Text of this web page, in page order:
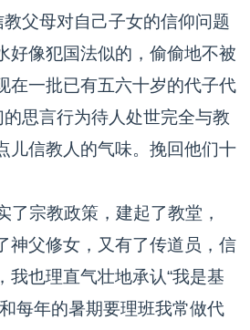
教父母对自己子女的信仰问题
好像犯国法似的，偷偷地不被
在一批已有五六十岁的代子代
的思言行为待人处世完全与教
儿信教人的气味。挽回他们十
宗教政策，建起了教堂，
神父修女，又有了传道员，信
我也理直气壮地承认“我是基
每年的暑期要理班我常做代